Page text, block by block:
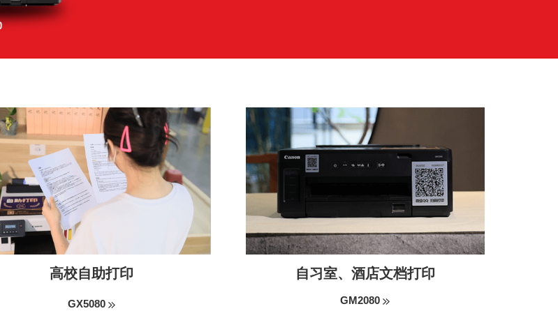
高校自助打印
GX5080
自习室、酒店文档打印
GM2080